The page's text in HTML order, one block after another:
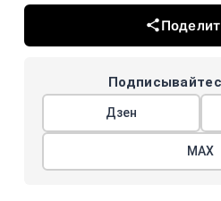
Дзен
МАХ